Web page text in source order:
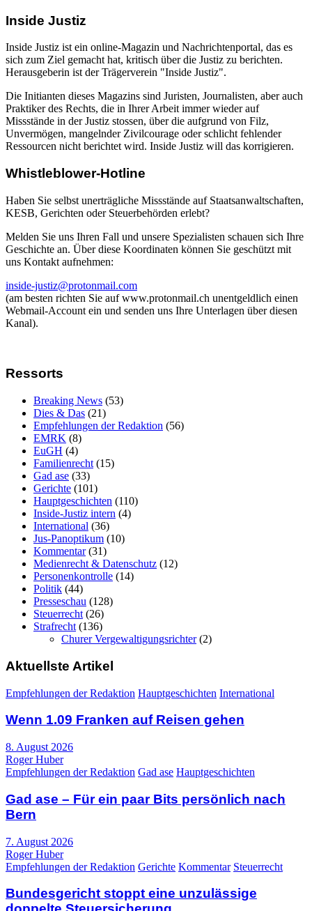
Inside Justiz
Inside Justiz ist ein online-Magazin und Nachrichtenportal, das es
sich zum Ziel gemacht hat, kritisch über die Justiz zu berichten.
Herausgeberin ist der Trägerverein "Inside Justiz".
Die Initianten dieses Magazins sind Juristen, Journalisten, aber auch
Praktiker des Rechts, die in Ihrer Arbeit immer wieder auf
Missstände in der Justiz stossen, über die aufgrund von Filz,
Unvermögen, mangelnder Zivilcourage oder schlicht fehlender
Ressourcen nicht berichtet wird. Inside Justiz will das korrigieren.
Whistleblower-Hotline
Haben Sie selbst unerträgliche Missstände auf Staatsanwaltschaften,
KESB, Gerichten oder Steuerbehörden erlebt?
Melden Sie uns Ihren Fall und unsere Spezialisten schauen sich Ihre
Geschichte an. Über diese Koordinaten können Sie geschützt mit
uns Kontakt aufnehmen:
inside-justiz@protonmail.com
(am besten richten Sie auf www.protonmail.ch unentgeldlich einen
Webmail-Account ein und senden uns Ihre Unterlagen über diesen
Kanal).
Ressorts
Breaking News (53)
Dies & Das (21)
Empfehlungen der Redaktion (56)
EMRK (8)
EuGH (4)
Familienrecht (15)
Gad ase (33)
Gerichte (101)
Hauptgeschichten (110)
Inside-Justiz intern (4)
International (36)
Jus-Panoptikum (10)
Kommentar(31)
Medienrecht & Datenschutz (12)
Personenkontrolle (14)
Politik (44)
Presseschau (128)
Steuerrecht (26)
Strafrecht (136)
Churer Vergewaltigungsrichter(2)
Aktuellste Artikel
Empfehlungen der Redaktion Hauptgeschichten International
Wenn 1.09 Franken auf Reisen gehen
8. August 2026
Roger Huber
Empfehlungen der Redaktion Gad ase Hauptgeschichten
Gad ase – Für ein paar Bits persönlich nach
Bern
7. August 2026
Roger Huber
Empfehlungen der Redaktion Gerichte Kommentar Steuerrecht
Bundesgericht stoppt eine unzulässige